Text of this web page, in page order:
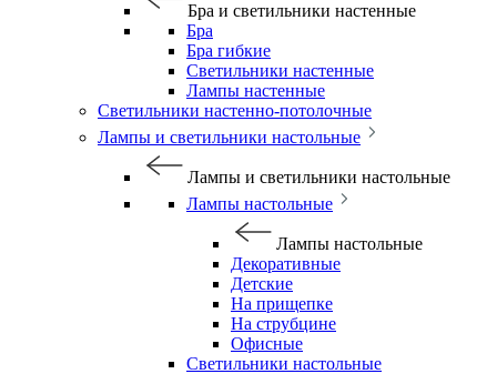
Бра и светильники настенные
Бра
Бра гибкие
Светильники настенные
Лампы настенные
Светильники настенно-потолочные
Лампы и светильники настольные
Лампы и светильники настольные
Лампы настольные
Лампы настольные
Декоративные
Детские
На прищепке
На струбцине
Офисные
Светильники настольные